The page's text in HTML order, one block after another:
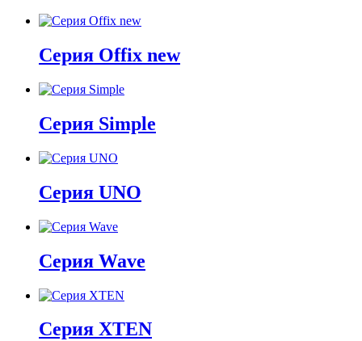
Серия Offix new
Серия Simple
Серия UNO
Серия Wave
Серия XTEN